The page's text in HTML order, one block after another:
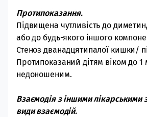
Протипоказання.
Підвищена чутливість до
або до будь-якого іншого
Стеноз дванадцятипалої кишки/
Протипоказаний дітям віком до 1
недоношеним.
Взаємодія з іншими лікарськими
види взаємодій.